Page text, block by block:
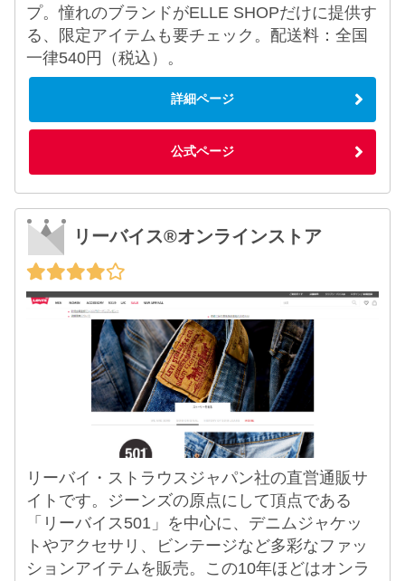
プ。憧れのブランドがELLE SHOPだけに提供す
る、限定アイテムも要チェック。配送料：全国
一律540円（税込）。
詳細ページ
公式ページ
リーバイス®オンラインストア
リーバイ・ストラウスジャパン社の直営通販サ
イトです。ジーンズの原点にして頂点である
「リーバイス501」を中心に、デニムジャケッ
トやアクセサリ、ビンテージなど多彩なファッ
ションアイテムを販売。この10年ほどはオンラ